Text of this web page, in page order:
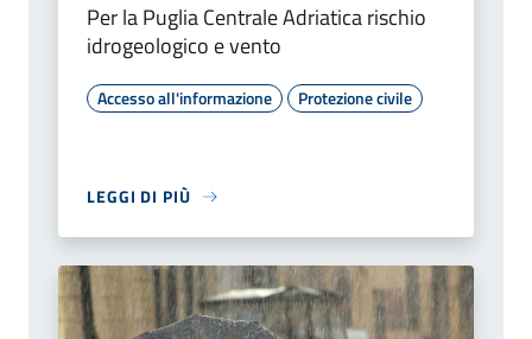
Per la Puglia Centrale Adriatica rischio
idrogeologico e vento
Accesso all'informazione Protezione civile
LEGGI DI PIÙ